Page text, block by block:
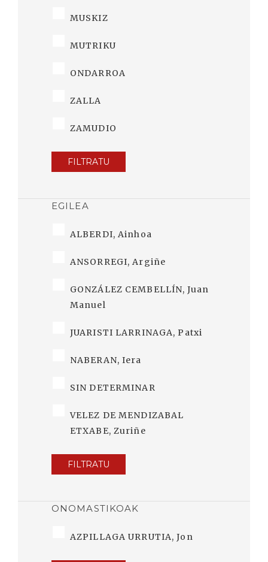
MUSKIZ
MUTRIKU
ONDARROA
ZALLA
ZAMUDIO
FILTRATU
EGILEA
ALBERDI, Ainhoa
ANSORREGI, Argiñe
GONZÁLEZ CEMBELLÍN, Juan
Manuel
JUARISTI LARRINAGA, Patxi
NABERAN, Iera
SIN DETERMINAR
VELEZ DE MENDIZABAL
ETXABE, Zuriñe
FILTRATU
ONOMASTIKOAK
AZPILLAGA URRUTIA, Jon